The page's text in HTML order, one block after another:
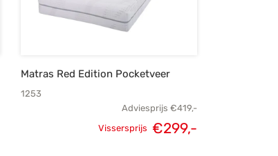
Matras Red Edition Pocketveer
1253
Adviesprijs €419,-
Oorspronkelijke
Vissersprijs €299,-